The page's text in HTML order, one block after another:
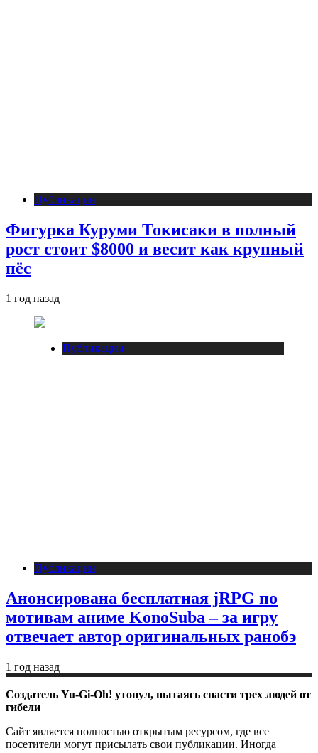
Публикации
Фигурка Куруми Токисаки в полный
рост стоит $8000 и весит как крупный
пёс
1 год назад
Публикации
Публикации
Анонсирована бесплатная jRPG по
мотивам аниме KonoSuba – за игру
отвечает автор оригинальных ранобэ
1 год назад
Создатель Yu-Gi-Oh! утонул, пытаясь спасти трех людей от
гибели
Сайт является полностью открытым ресурсом, где все
посетители могут присылать свои публикации. Иногда